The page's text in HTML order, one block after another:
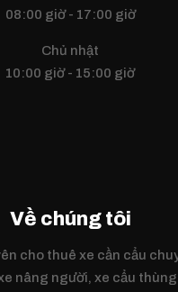
08:00 giờ - 17:00 giờ
Chủ nhật
10:00 giờ - 15:00 giờ
Về chúng tôi
cho thuê xe cần cẩu
nâng người, xe cẩu